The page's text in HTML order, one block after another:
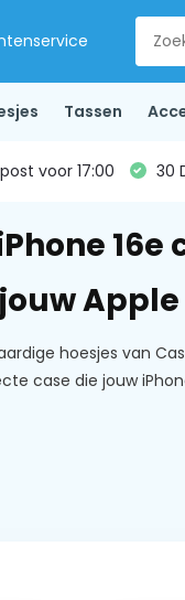
Tassen
voor 17:00 30
Apple
hoesjes van
case die jouw